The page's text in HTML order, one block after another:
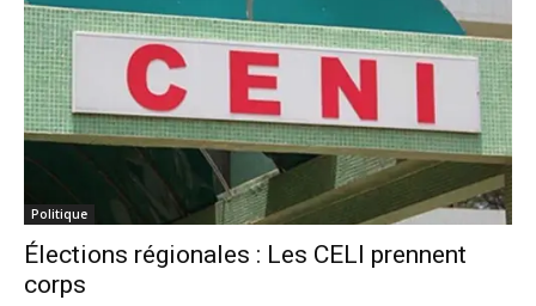
Politique
Élections régionales : Les CELI prennent
corps